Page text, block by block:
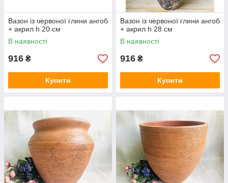
Вазон із червоної глини ангоб
+ акрил h 20 см
В наявності
916 ₴
Купити
Вазон із червоної глини ангоб
+ акрил h 28 см
В наявності
916 ₴
Купити